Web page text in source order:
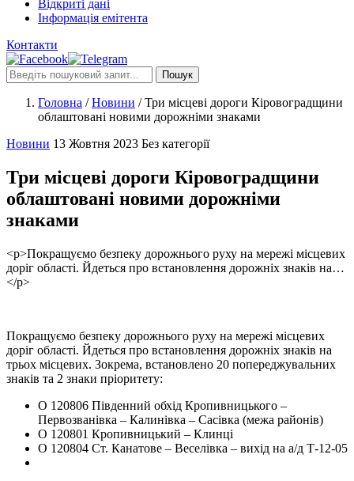
Відкриті дані
Інформація емітента
Контакти
Пошук
Головна /Новини /Три місцеві дороги Кіровоградщини
облаштовані новими дорожніми знаками
Новини 13 Жовтня 2023 Без категорії
Три місцеві дороги Кіровоградщини
облаштовані новими дорожніми
знаками
<p>Покращуємо безпеку дорожнього руху на мережі місцевих
доріг області. Йдеться про встановлення дорожніх знаків на…
</p>
Покращуємо безпеку дорожнього руху на мережі місцевих
доріг області. Йдеться про встановлення дорожніх знаків на
трьох місцевих. Зокрема, встановлено 20 попереджувальних
знаків та 2 знаки пріоритету:
О 120806 Південний обхід Кропивницького –
Первозванівка – Калинiвка – Сасiвка (межа районів)
О 120801 Кропивницький – Клинці
О 120804 Ст. Канатове – Веселівка – вихід на а/д Т-12-05